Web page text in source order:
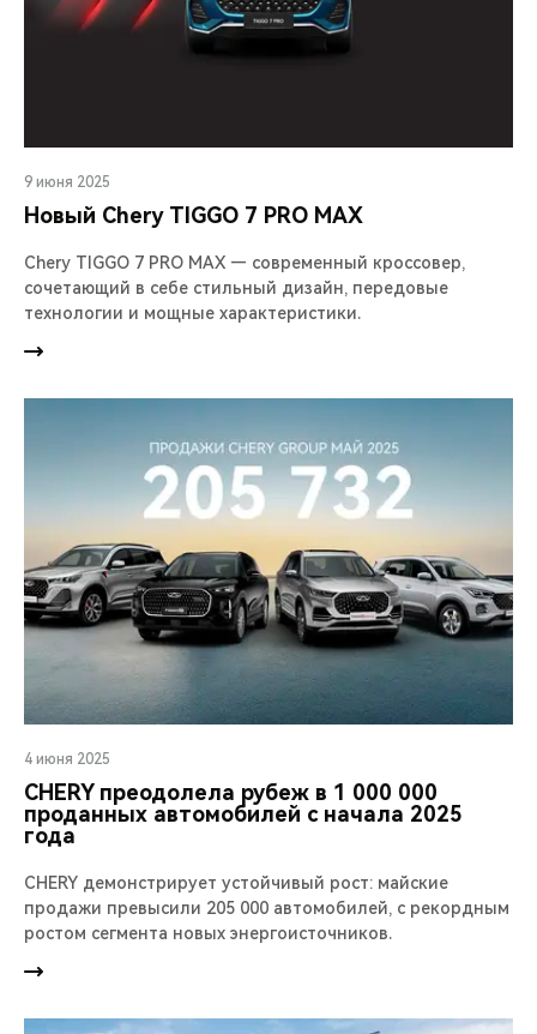
9 июня 2025
Новый Chery TIGGO 7 PRO MAX
Chery TIGGO 7 PRO MAX — современный кроссовер,
сочетающий в себе стильный дизайн, передовые
технологии и мощные характеристики.
4 июня 2025
CHERY преодолела рубеж в 1 000 000
проданных автомобилей с начала 2025
года
CHERY демонстрирует устойчивый рост: майские
продажи превысили 205 000 автомобилей, с рекордным
ростом сегмента новых энергоисточников.